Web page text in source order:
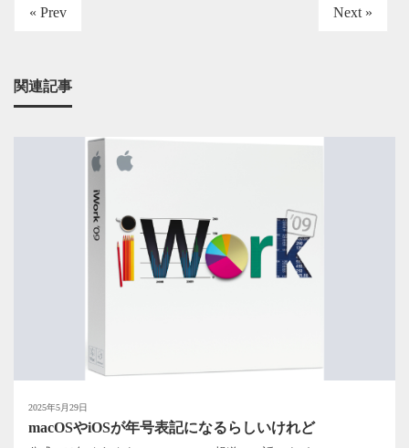
« Prev Next »
関連記事
2025年5月29日
macOSやiOSが年号表記になるらしいけれど